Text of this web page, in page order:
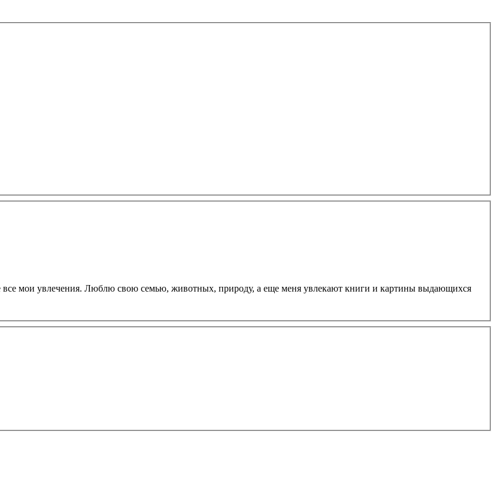
мои увлечения. Люблю свою семью, животных, природу, а еще меня увлекают книги и картины выдающихся